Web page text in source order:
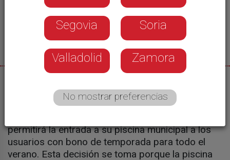
Durante los fines de semana y festivos del
permitirá la entrada a su piscina municipal a los
usuarios con bono de temporada para todo el
verano. Esta decisión se toma porque la piscina
Segovia Soria
Valladolid Zamora
No mostrar preferencias